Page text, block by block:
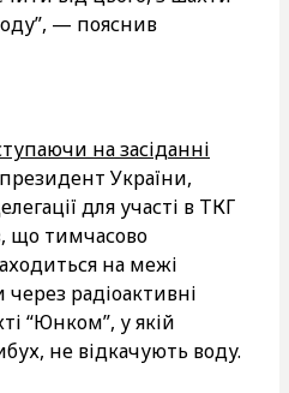
— пояснив
на засіданні
України,
для участі в ТКГ
що тимчасово
на межі
через радіоактивні
“Юнком”, у якій
не відкачують воду.